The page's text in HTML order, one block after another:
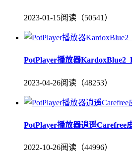
2023-01-15阅读（50541）
PotPlayer播放器
2023-04-26阅读（48253）
PotPlayer播放器逍遥Carefree
2022-10-26阅读（44996）